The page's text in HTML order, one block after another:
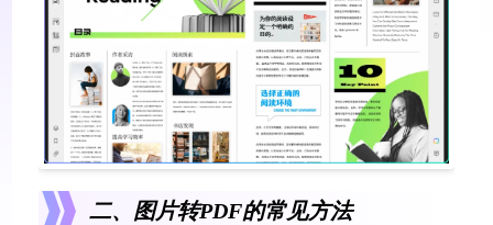
二、图片转PDF的常见方法